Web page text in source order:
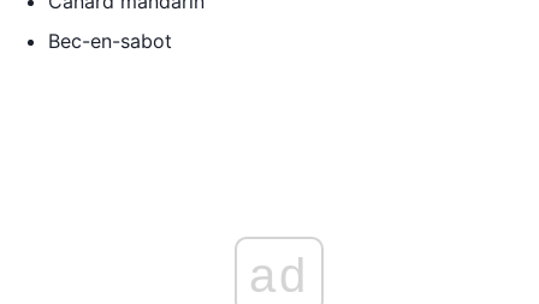
Bec-en-sabot
ad